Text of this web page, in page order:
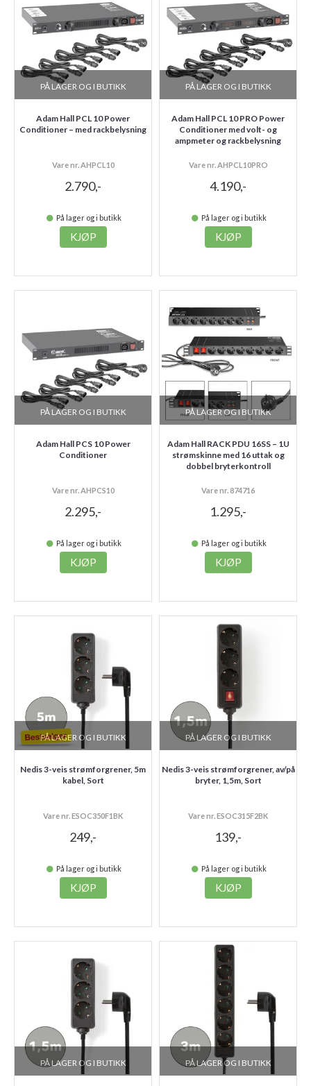
PÅ LAGER OG I BUTIKK
Adam Hall PCL 10 Power
Conditioner – med rackbelysning
Vare nr. AHPCL10
2.790,-
På lager og i butikk
KJØP
PÅ LAGER OG I BUTIKK
Adam Hall PCL 10 PRO Power
Conditioner med volt- og
ampmeter og rackbelysning
Vare nr. AHPCL10PRO
4.190,-
På lager og i butikk
KJØP
PÅ LAGER OG I BUTIKK
Adam Hall PCS 10 Power
Conditioner
Vare nr. AHPCS10
2.295,-
På lager og i butikk
KJØP
PÅ LAGER OG I BUTIKK
Adam Hall RACK PDU 16SS – 1U
strømskinne med 16 uttak og
dobbel bryterkontroll
Vare nr. 874716
1.295,-
På lager og i butikk
KJØP
PÅ LAGER OG I BUTIKK
Nedis 3-veis strømforgrener, 5m
kabel, Sort
Vare nr. ESOC350F1BK
249,-
På lager og i butikk
KJØP
PÅ LAGER OG I BUTIKK
Nedis 3-veis strømforgrener, av/på
bryter, 1,5m, Sort
Vare nr. ESOC315F2BK
139,-
På lager og i butikk
KJØP
PÅ LAGER OG I BUTIKK PÅ LAGER OG I BUTIKK